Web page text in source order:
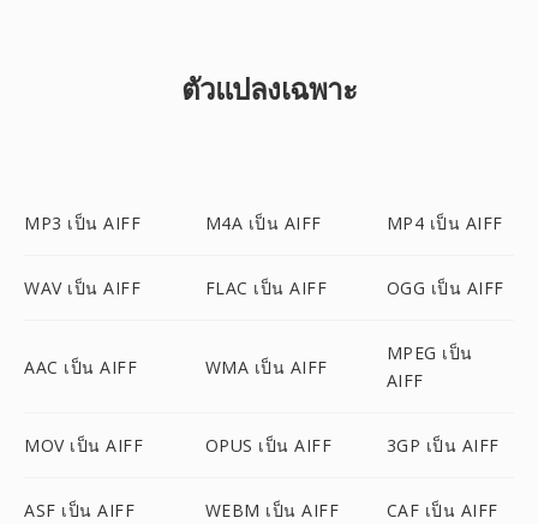
ตัวแปลงเฉพาะ
MP3 เป็น AIFF M4A เป็น AIFF MP4 เป็น AIFF
WAV เป็น AIFF FLAC เป็น AIFF OGG เป็น AIFF
AAC เป็น AIFF WMA เป็น AIFF
MPEG เป็น
AIFF
MOV เป็น AIFF OPUS เป็น AIFF 3GP เป็น AIFF
ASF เป็น AIFF WEBM เป็น AIFF CAF เป็น AIFF